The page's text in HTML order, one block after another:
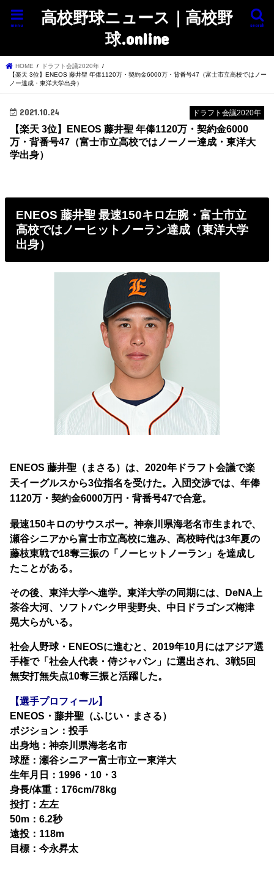
高校野球ニュース｜高校野
球.online
search
menu
HOME
ドラフト会議2020年
【楽天 3位】ENEOS 藤井聖 年俸1120万・契約金6000万・背番号47（富士市立高校ではノー
ノー達成・東洋大学出身）
ドラフト会議2020年
2021.10.24
【楽天 3位】ENEOS 藤井聖 年俸1120万・契約金6000
万・背番号47（富士市立高校ではノーノー達成・東洋大
学出身）
ENEOS 藤井聖 最速150キロ左腕・富士市立
高校ではノーヒットノーラン達成（東洋大学
出身）
ENEOS 藤井聖（まさる）は、2020年ドラフト会議で楽
天イーグルスから3位指名を受けた。入団交渉では、年俸
1120万・契約金6000万円・背番号47で合意。
最速150キロのサウスポー。神奈川県海老名市生まれで、
瀬谷シニアから富士市立高校に進み、高校時代は3年夏の
藤枝東戦で18奪三振の「ノーヒットノーラン」を達成し
たことがある。
その後、東洋大学へ進学。東洋大学の同期には、DeNA上
茶谷大河、ソフトバンク甲斐野央、中日ドラゴンズ梅津
晃大らがいる。
社会人野球・ENEOSに進むと、2019年10月にはアジア選
手権で「社会人代表・侍ジャパン」に選出され、3戦5回
無安打無失点10奪三振と活躍した。
【選手プロフィール】
ENEOS・藤井聖（ふじい・まさる）
ポジション：投手
出身地：神奈川県海老名市
球歴：瀬谷シニアー富士市立ー東洋大
生年月日：1996・10・3
身長/体重：176cm/78kg
投打：左左
50m：6.2秒
遠投：118m
目標：今永昇太